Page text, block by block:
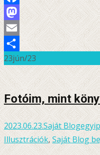
Facebook
Mastodon
Email
Ossza
meg
23jún/23
Fotóim, mint
2023.06.23.Saját Blog
Illusztrációk, Saját Blog